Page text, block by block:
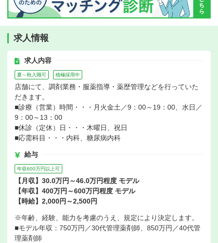
求人情報
求人内容
夏～秋入職可 積極採用中
店舗にて、調剤業務・服薬指導・薬歴管理などを行っていた
だきます。
■診療（営業）時間・・・月火金土／9：00～19：00、水日／
9：00～13：00
■休診（定休）日・・・木曜日、祝日
■応需科目・・・内科、糖尿病内科
給与
年収600万円以上可
【月収】30.0万円～46.0万円程度 モデル
【年収】400万円～600万円程度 モデル
【時給】2,000円～2,500円
※年齢、経験、能力を考慮のうえ、規定により決定します。
■モデル年収：750万円／30代管理薬剤師、850万円／40代管
理薬剤師